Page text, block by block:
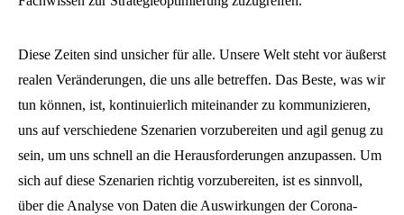
Diese Zeiten sind unsicher für alle. Unsere Welt steht vor äußerst
realen Veränderungen, die uns alle betreffen. Das Beste, was wir
tun können, ist, kontinuierlich miteinander zu kommunizieren,
uns auf verschiedene Szenarien vorzubereiten und agil genug zu
sein, um uns schnell an die Herausforderungen anzupassen. Um
sich auf diese Szenarien richtig vorzubereiten, ist es sinnvoll,
über die Analyse von Daten die Auswirkungen der Corona-